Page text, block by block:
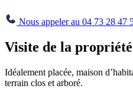
Visite de la propriété
Idéalement placée, maison
terrain clos et arboré.
Nous appeler au 04 73 28 47